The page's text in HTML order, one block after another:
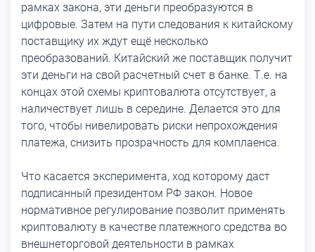
рамках закона, эти деньги преобразуются в
цифровые. Затем на пути следования к китайскому
поставщику их ждут ещё несколько
преобразований. Китайский же поставщик получит
эти деньги на свой расчетный счет в банке. Т.е. на
концах этой схемы криптовалюта отсутствует, а
наличествует лишь в середине. Делается это для
того, чтобы нивелировать риски непрохождения
платежа, снизить прозрачность для комплаенса.
Что касается эксперимента, ход которому даст
подписанный президентом РФ закон. Новое
нормативное регулирование позволит применять
криптовалюту в качестве платежного средства во
внешнеторговой деятельности в рамках